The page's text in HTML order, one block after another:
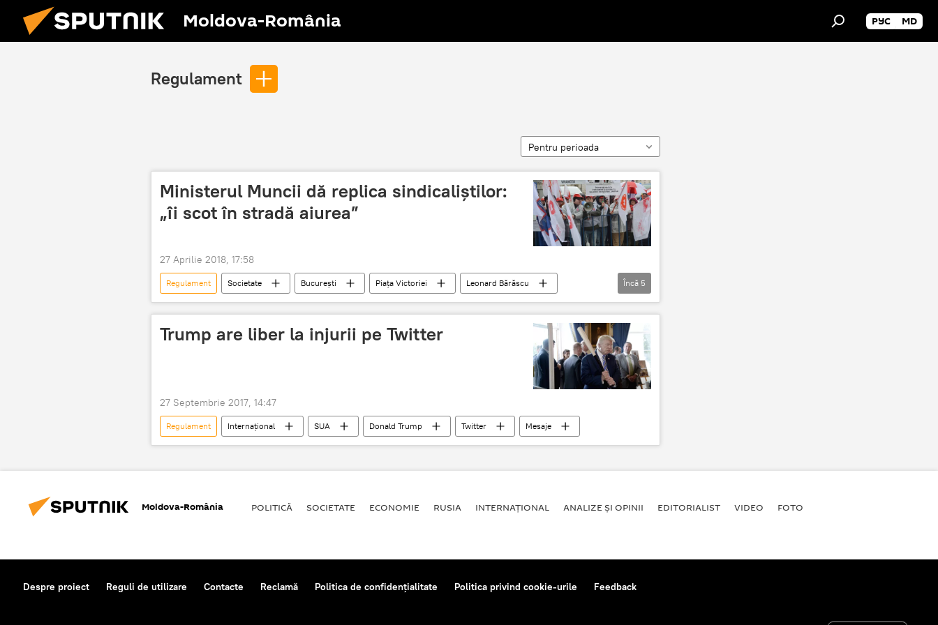
Moldova-România РУС MD
Regulament
Pentru perioada
Ministerul Muncii dă replica sindicaliştilor:
„îi scot în stradă aiurea”
27 Aprilie 2018, 17:58
Regulament Societate București Piaţa Victoriei
Leonard Bărăscu
sindicate
Ministerul Muncii salarizare România SĂNĂTATE
Încă 5
Trump are liber la injurii pe Twitter
27 Septembrie 2017, 14:47
Regulament Internaţional SUA Donald Trump Twitter Mesaje
Moldova-România POLITICĂ SOCIETATE ECONOMIE RUSIA INTERNAŢIONAL ANALIZE ȘI OPINII EDITORIALIST VIDEO FOTO
Despre proiect Reguli de utilizare Contacte Reclamă Politica de confidențialitate Politica privind cookie-urile Feedback